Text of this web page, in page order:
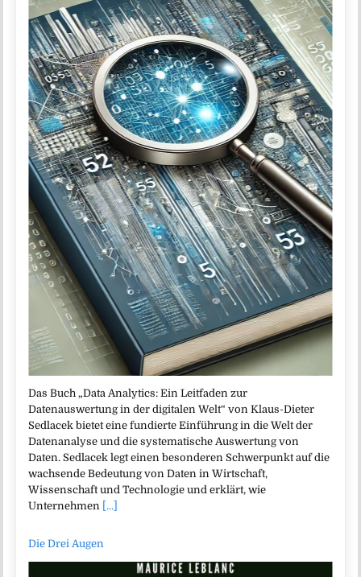
Das Buch „Data Analytics: Ein Leitfaden zur
Datenauswertung in der digitalen Welt“ von Klaus-Dieter
Sedlacek bietet eine fundierte Einführung in die Welt der
Datenanalyse und die systematische Auswertung von
Daten. Sedlacek legt einen besonderen Schwerpunkt auf die
wachsende Bedeutung von Daten in Wirtschaft,
Wissenschaft und Technologie und erklärt, wie
Unternehmen [...]
Die Drei Augen